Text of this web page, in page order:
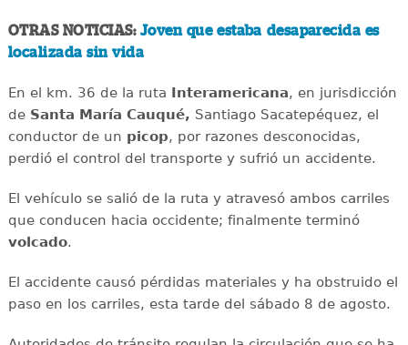
OTRAS NOTICIAS:Joven que estaba desaparecida es
localizada sin vida
En el km. 36 de la ruta Interamericana, en jurisdicción
de Santa María Cauqué, Santiago Sacatepéquez, el
conductor de un picop, por razones desconocidas,
perdió el control del transporte y sufrió un accidente.
El vehículo se salió de la ruta y atravesó ambos carriles
que conducen hacia occidente; finalmente terminó
volcado.
El accidente causó pérdidas materiales y ha obstruido el
paso en los carriles, esta tarde del sábado 8 de agosto.